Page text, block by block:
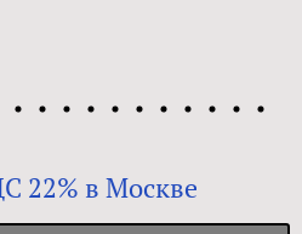
22% в Москве